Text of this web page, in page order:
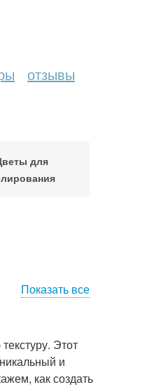
отзывы
для
Показать все
Этот
и
как создать